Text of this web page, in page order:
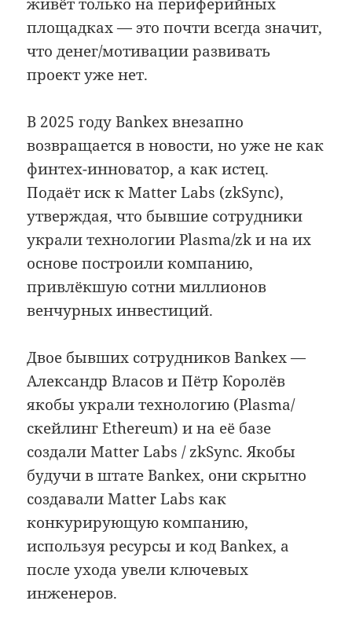
площадках — это почти всегда значит,
что денег/мотивации развивать
проект уже нет.
В 2025 году Bankex внезапно
возвращается в новости, но уже не как
финтех-инноватор, а как истец.
Подаёт иск к Matter Labs (zkSync),
утверждая, что бывшие сотрудники
украли технологии Plasma/zk и на их
основе построили компанию,
привлёкшую сотни миллионов
венчурных инвестиций.
Двое бывших сотрудников Bankex —
Александр Власов и Пётр Королёв
якобы украли технологию (Plasma/
скейлинг Ethereum) и на её базе
создали Matter Labs / zkSync. Якобы
будучи в штате Bankex, они скрытно
создавали Matter Labs как
конкурирующую компанию,
используя ресурсы и код Bankex, а
после ухода увели ключевых
инженеров.